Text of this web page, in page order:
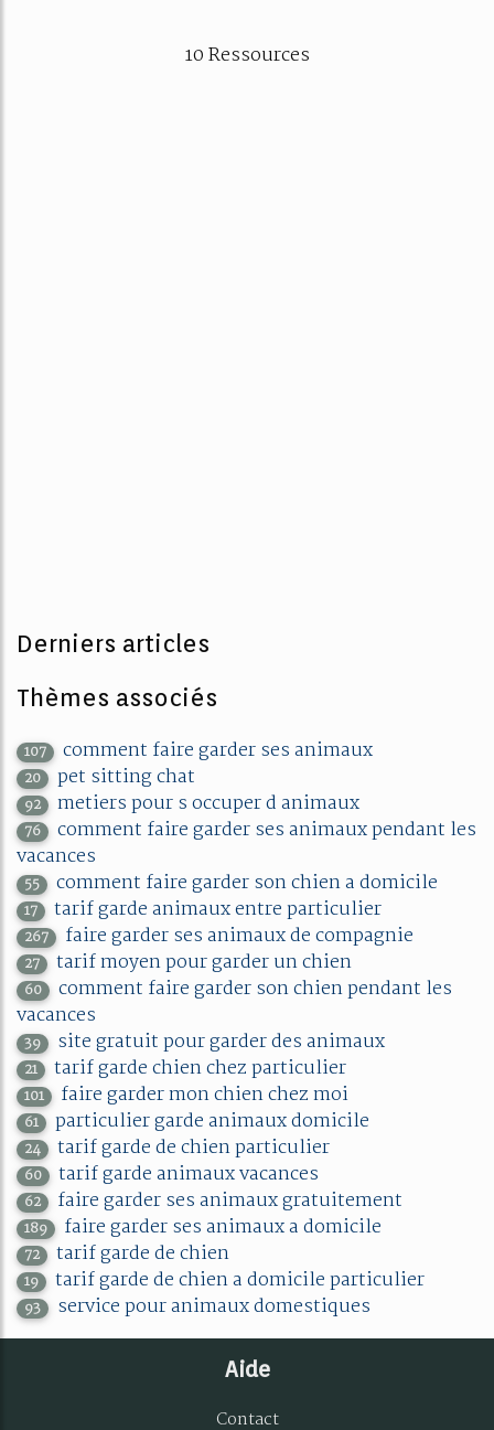
10 Ressources
Derniers articles
Thèmes associés
107 comment faire garder ses animaux
20 pet sitting chat
92 metiers pour s occuper d animaux
76
comment faire garder ses animaux pendant les
vacances
55 comment faire garder son chien a domicile
17 tarif garde animaux entre particulier
267 faire garder ses animaux de compagnie
27 tarif moyen pour garder un chien
60
comment faire garder son chien pendant les
vacances
39 site gratuit pour garder des animaux
21 tarif garde chien chez particulier
101 faire garder mon chien chez moi
61 particulier garde animaux domicile
24 tarif garde de chien particulier
60 tarif garde animaux vacances
62 faire garder ses animaux gratuitement
189 faire garder ses animaux a domicile
72 tarif garde de chien
19 tarif garde de chien a domicile particulier
93 service pour animaux domestiques
Aide
Contact